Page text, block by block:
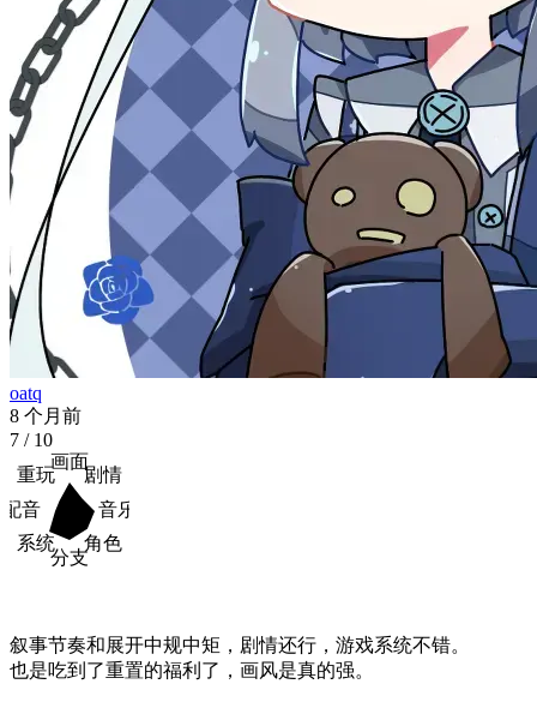
oatq
8 个月前
7 / 10
画面
剧情
音乐
角色
分支
系统
配音
重玩
叙事节奏和展开中规中矩，剧情还行，游戏系统不错。
也是吃到了重置的福利了，画风是真的强。